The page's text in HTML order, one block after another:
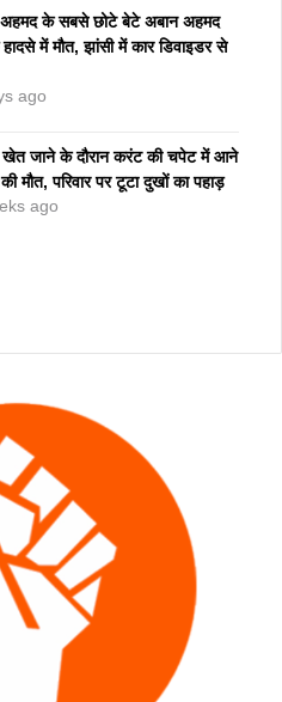
के सबसे छोटे बेटे अबान अहमद
में मौत, झांसी में कार डिवाइडर से
ago
जाने के दौरान करंट की चपेट में आने
मौत, परिवार पर टूटा दुखों का पहाड़
ago